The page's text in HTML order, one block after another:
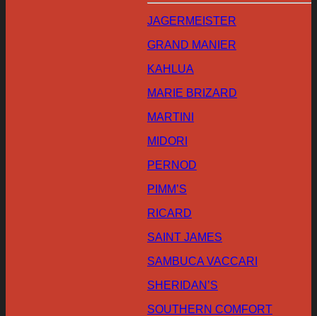
JAGERMEISTER
GRAND MANIER
KAHLUA
MARIE BRIZARD
MARTINI
MIDORI
PERNOD
PIMM’S
RICARD
SAINT JAMES
SAMBUCA VACCARI
SHERIDAN’S
SOUTHERN COMFORT